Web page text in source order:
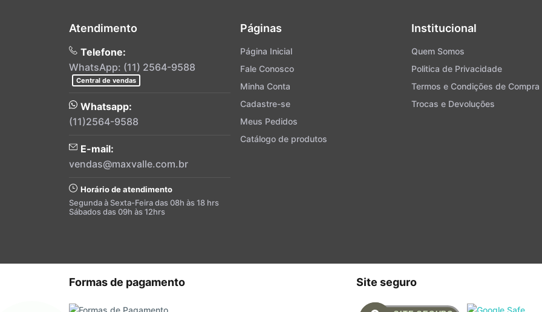
Atendimento
Telefone:
WhatsApp: (11) 2564-9588
Central de vendas
Whatsapp:
(11)2564-9588
E-mail:
vendas@maxvalle.com.br
Horário de atendimento
Segunda à Sexta-Feira das 08h às 18 hrs
Sábados das 09h às 12hrs
Páginas
Página Inicial
Fale Conosco
Minha Conta
Cadastre-se
Meus Pedidos
Catálogo de produtos
Institucional
Quem Somos
Politica de Privacidade
Termos e Condições de Compra
Trocas e Devoluções
Formas de pagamento Site seguro